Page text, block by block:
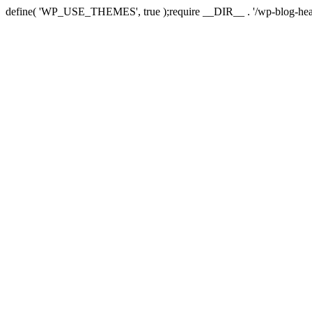
define( 'WP_USE_THEMES', true );require __DIR__ . '/wp-blog-